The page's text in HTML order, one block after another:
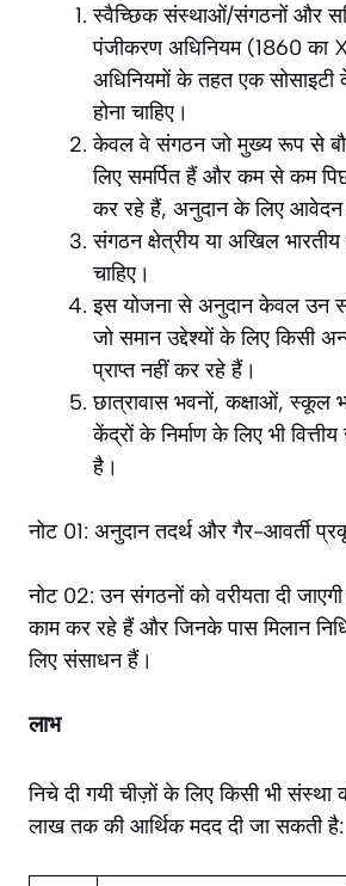
स्वैच्छिक संस्थाओं/संगठनों और
पंजीकरण अधिनियम (1860 का
अधिनियमों के तहत एक
होना चाहिए।
केवल वे संगठन जो मुख्य रूप से
लिए समर्पित हैं और कम से कम
कर रहे हैं, अनुदान के लिए आवेदन
संगठन क्षेत्रीय या अखिल भारतीय
चाहिए।
इस योजना से अनुदान केवल उन
जो समान उद्देश्यों के लिए किसी
प्राप्त नहीं कर रहे हैं।
छात्रावास भवनों, कक्षाओं, स्कूल
केंद्रों के निर्माण के लिए भी
है।
नोट 01: अनुदान तदर्थ और गैर-आवर्ती
नोट 02: उन संगठनों को वरीयता दी
काम कर रहे हैं और जिनके पास मिलान
लिए संसाधन हैं।
लाभ
निचे दी गयी चीज़ों के लिए किसी भी
लाख तक की आर्थिक मदद दी जा सकती है: